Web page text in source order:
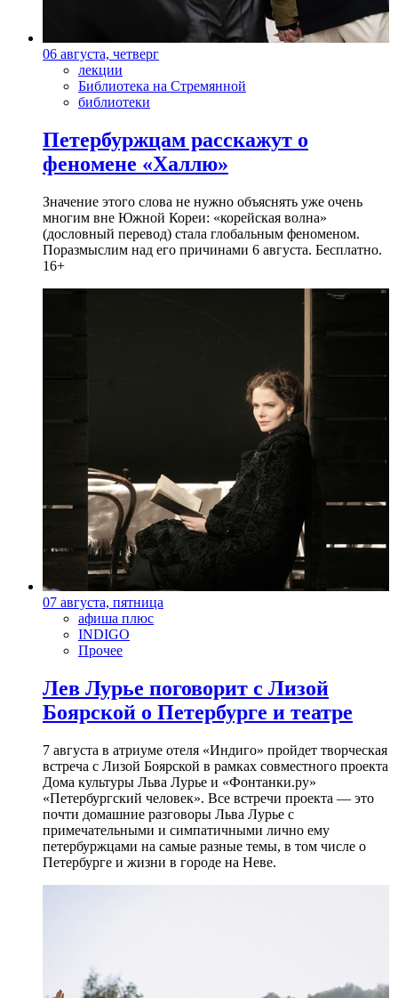
06 августа, четверг
лекции
Библиотека на Стремянной
библиотеки
Петербуржцам расскажут о
феномене «Халлю»
Значение этого слова не нужно объяснять уже очень
многим вне Южной Кореи: «корейская волна»
(дословный перевод) стала глобальным феноменом.
Поразмыслим над его причинами 6 августа. Бесплатно.
16+
07 августа, пятница
афиша плюс
INDIGO
Прочее
Лев Лурье поговорит с Лизой
Боярской о Петербурге и театре
7 августа в атриуме отеля «Индиго» пройдет творческая
встреча с Лизой Боярской в рамках совместного проекта
Дома культуры Льва Лурье и «Фонтанки.ру»
«Петербургский человек». Все встречи проекта — это
почти домашние разговоры Льва Лурье с
примечательными и симпатичными лично ему
петербуржцами на самые разные темы, в том числе о
Петербурге и жизни в городе на Неве.